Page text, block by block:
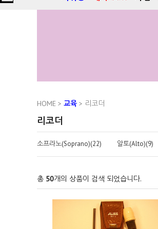
HOME > 교육 > 리코더
리코더
소프라노(Soprano)(22) 알토(Alto)(9)
총 50개의 상품이 검색 되었습니다.